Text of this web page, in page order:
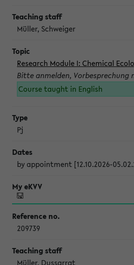
Müller, Schweiger
Research Module I: Chemical
Bitte anmelden, Vorbesprechung
Course taught in English
Pj
by appointment [12.10.2026-
209739
Müller, Dussarrat